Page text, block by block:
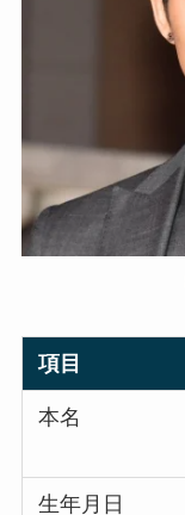
項目
本名
生年月日